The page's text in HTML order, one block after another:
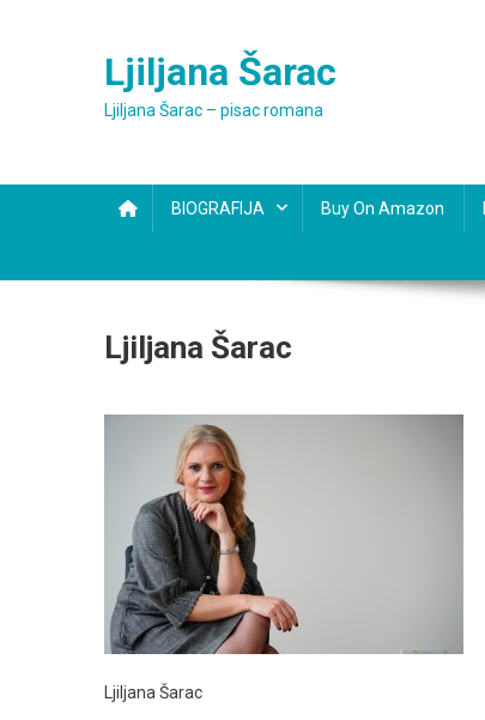
Ljiljana Šarac
Ljiljana Šarac – pisac romana
BIOGRAFIJA Buy On Amazon
Ljiljana Šarac
Ljiljana Šarac